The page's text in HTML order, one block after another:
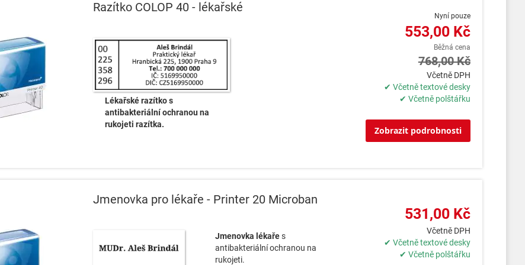
Razítko COLOP 40 - lékařské
Lékařské razítko s
antibakteriální ochranou na
rukojeti razítka.
Nyní pouze
553,00 Kč
Běžná cena
768,00 Kč
Včetně DPH
✔ Včetně textové desky
✔ Včetně polštářku
Zobrazit podrobnosti
Jmenovka pro lékaře - Printer 20 Microban
Jmenovka lékařes
antibakteriální ochranou na
rukojeti.
531,00 Kč
Včetně DPH
✔ Včetně textové desky
✔ Včetně polštářku